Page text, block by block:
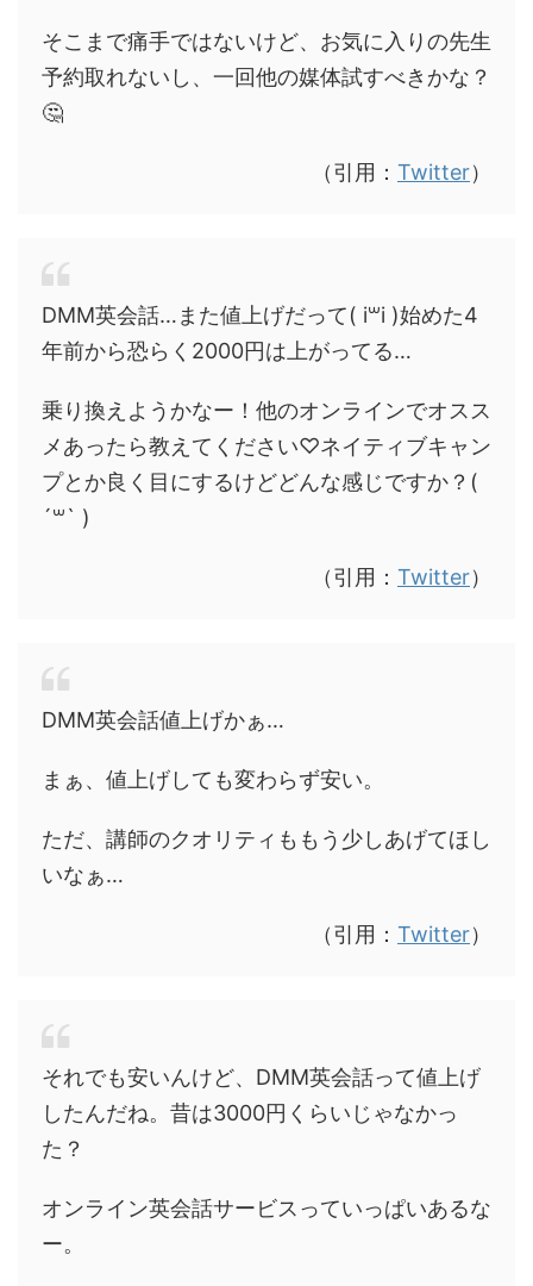
そこまで痛手ではないけど、お気に入りの先生
予約取れないし、一回他の媒体試すべきかな？
🤔
（引用： Twitter）
DMM英会話…また値上げだって( i꒳​i )始めた4
年前から恐らく2000円は上がってる…
乗り換えようかなー！他のオンラインでオスス
メあったら教えてください♡ネイティブキャン
プとか良く目にするけどどんな感じですか？(
´꒳​` )
（引用： Twitter）
DMM英会話値上げかぁ…
まぁ、値上げしても変わらず安い。
ただ、講師のクオリティももう少しあげてほし
いなぁ…
（引用： Twitter）
それでも安いんけど、DMM英会話って値上げ
したんだね。昔は3000円くらいじゃなかっ
た？
オンライン英会話サービスっていっぱいあるな
ー。